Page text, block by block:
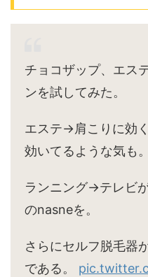
チョコザップ、エス
ンを試してみた。
エステ→肩こりに効
効いてるような気も。
ランニング→テレビ
のnasneを。
さらにセルフ脱毛器
である。